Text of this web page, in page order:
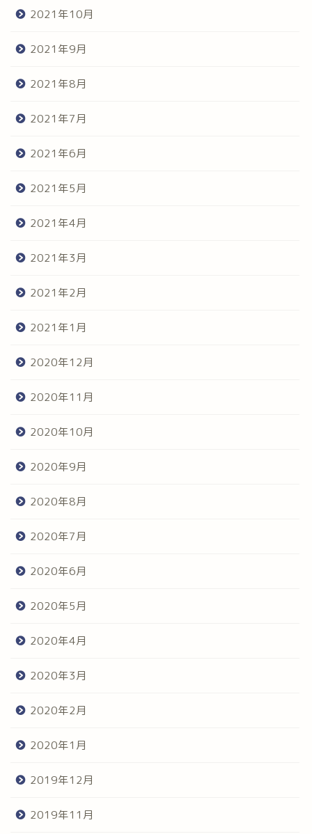
2021年10月
2021年9月
2021年8月
2021年7月
2021年6月
2021年5月
2021年4月
2021年3月
2021年2月
2021年1月
2020年12月
2020年11月
2020年10月
2020年9月
2020年8月
2020年7月
2020年6月
2020年5月
2020年4月
2020年3月
2020年2月
2020年1月
2019年12月
2019年11月